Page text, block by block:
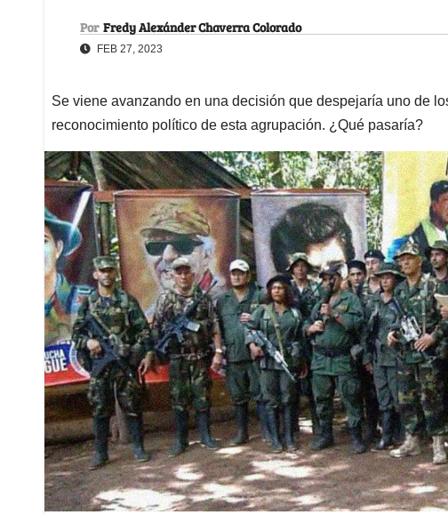
Por Fredy Alexánder Chaverra Colorado
FEB 27, 2023
Se viene avanzando en una decisión que despejaría uno de
reconocimiento político de esta agrupación. ¿Qué pasaría?